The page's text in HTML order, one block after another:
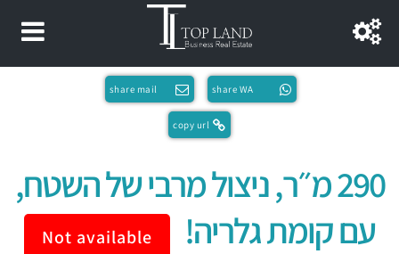
share WA
share mail
copy url
290 מ״ר, ניצול מרבי של השטח,
עם קומת גלריה!
Not available